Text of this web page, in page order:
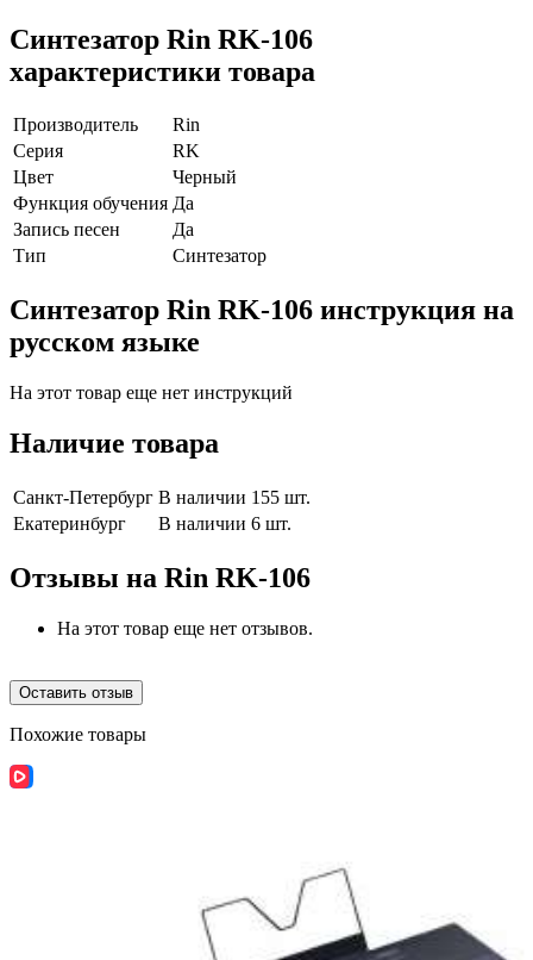
Синтезатор Rin RK-106
характеристики товара
Производитель
Rin
Серия
RK
Цвет
Черный
Функция обучения Да
Запись песен
Да
Тип
Синтезатор
Синтезатор Rin RK-106 инструкция на
русском языке
На этот товар еще нет инструкций
Наличие товара
Санкт-Петербург В наличии 155 шт.
Екатеринбург
В наличии 6 шт.
Отзывы на Rin RK-106
На этот товар еще нет отзывов.
Оставить отзыв
Похожие товары